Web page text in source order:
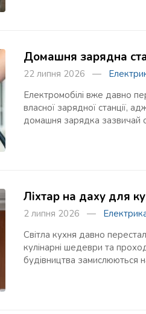
Домашня зарядна
22 липня 2026 —
Електромобілі вже давно
власної зарядної станції,
домашня зарядка
Ліхтар на даху для
2 липня 2026 —
Світла кухня давно
кулінарні шедеври та
будівництва замислюються